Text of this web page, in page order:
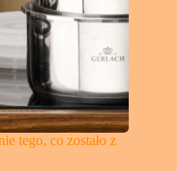
tego, co zostało z